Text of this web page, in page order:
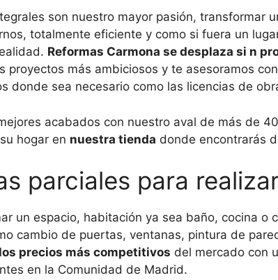
son nuestro mayor pasión, transformar
totalmente eficiente y como si fuera un
Reformas Carmona se desplaza si n
proyectos más ambiciosos y te asesoramos
donde sea necesario como las licencias de
acabados con nuestro aval de más de
hogar en nuestra tienda donde encontrarás
parciales para
un espacio, habitación ya sea baño, cocina
cambio de puertas, ventanas, pintura de
precios más competitivos del mercado con
en la Comunidad de Madrid.